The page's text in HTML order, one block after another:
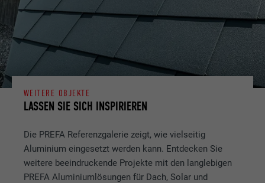
LASSEN SIE SICH INSPIRIEREN
WEITERE OBJEKTE
Die PREFA Referenzgalerie zeigt, wie vielseitig
Aluminium eingesetzt werden kann. Entdecken Sie
weitere beeindruckende Projekte mit den langlebigen
PREFA Aluminiumlösungen für Dach, Solar und